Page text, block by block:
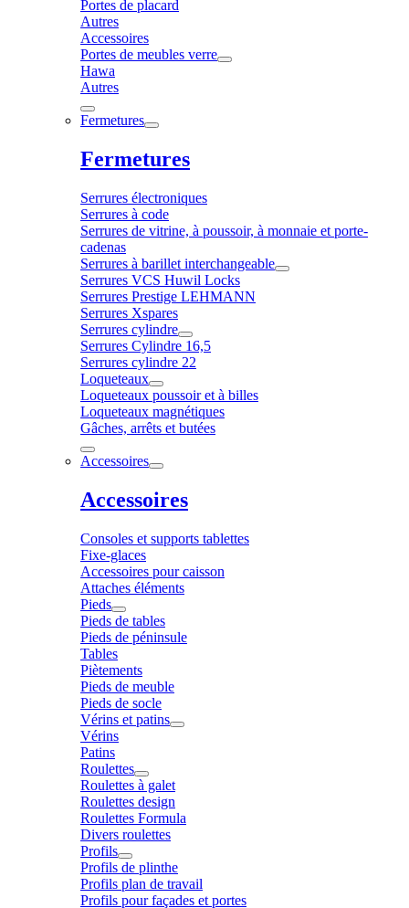
Portes de placard
Autres
Accessoires
Portes de meubles verre
Hawa
Autres
Fermetures
Fermetures
Serrures électroniques
Serrures à code
Serrures de vitrine, à poussoir, à monnaie et porte-
cadenas
Serrures à barillet interchangeable
Serrures VCS Huwil Locks
Serrures Prestige LEHMANN
Serrures Xspares
Serrures cylindre
Serrures Cylindre 16,5
Serrures cylindre 22
Loqueteaux
Loqueteaux poussoir et à billes
Loqueteaux magnétiques
Gâches, arrêts et butées
Accessoires
Accessoires
Consoles et supports tablettes
Fixe-glaces
Accessoires pour caisson
Attaches éléments
Pieds
Pieds de tables
Pieds de péninsule
Tables
Piètements
Pieds de meuble
Pieds de socle
Vérins et patins
Vérins
Patins
Roulettes
Roulettes à galet
Roulettes design
Roulettes Formula
Divers roulettes
Profils
Profils de plinthe
Profils plan de travail
Profils pour façades et portes